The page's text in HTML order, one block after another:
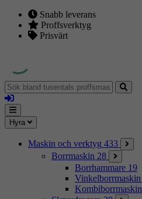
Snabb leverans
Proffsverktyg
Prisvärt
Sök
bland
tusentals
proffsmaskiner
Logga
in
Mina
sidor
Meny
Hyra
Maskin och verktyg 433
Borrmaskin 28
Borrhammare 19
Vinkelborrmaskin
Kombiborrmaskin